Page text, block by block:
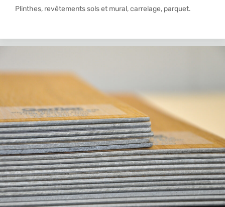
Plinthes, revêtements sols et mural, carrelage, parquet.